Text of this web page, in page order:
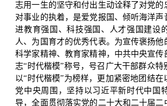
志用一生的坚守和付出生动诠释了对党的
对事业的执着，是爱党报国、倾听海洋声
进教育强国、科技强国、人才强国建设
人、为国育才的优秀代表。为宣传褒扬
科学家精神、教育家精神，中共中央宣传
志“时代楷模”称号，号召广大干部群众
以“时代楷模”为榜样，更加紧密地团结
党中央周围，坚持以习近平新时代中国
导，全面贯彻落实党的二十大和二十届二